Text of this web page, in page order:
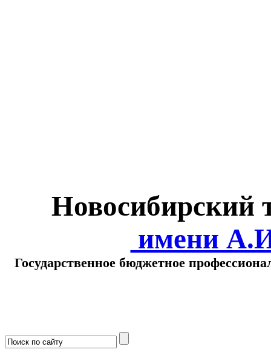
Новосибирский
имени
Государственное бюджетное